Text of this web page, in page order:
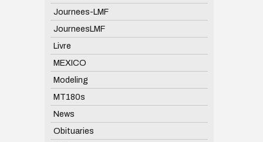
Journees-LMF
JourneesLMF
Livre
MEXICO
Modeling
MT180s
News
Obituaries